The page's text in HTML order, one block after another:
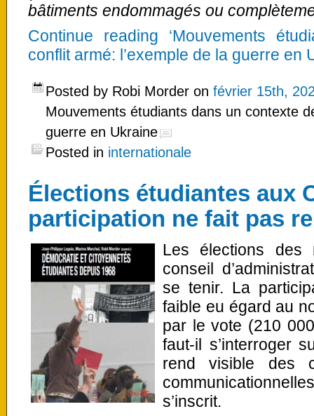
bâtiments endommagés ou
Continue reading ‘Mouvements
conflit armé: l’exemple de la guerre en
Posted by Robi Morder on février 15th,
Mouvements étudiants dans un contexte
guerre en Ukraine
Posted in internationale
Élections étudiantes aux
participation ne fait pas
Les élections des
conseil
se tenir. La
faible eu égard au
par le vote (210
faut-il s’interroger
rend visible des
s’inscrit.